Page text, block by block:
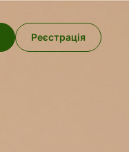
Реєстрація